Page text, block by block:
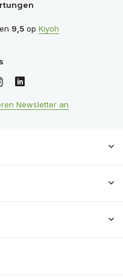
9,5op Kiyoh
Newsletter an